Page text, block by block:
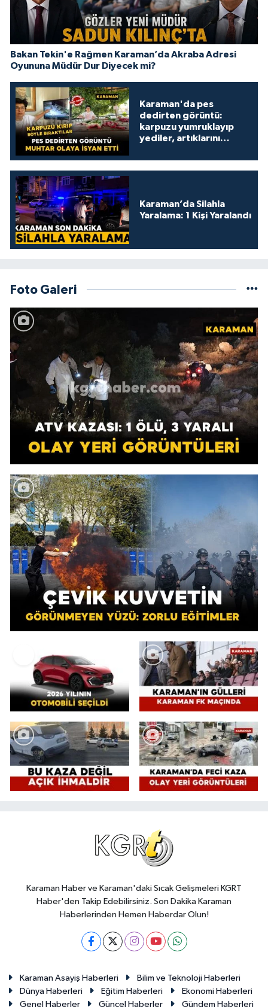
Bakan Tekin'e Rağmen Karaman’da Akraba Adresi
Oyununa Müdür Dur Diyecek mi?
Karaman'da pes
dedirten görüntü:
karpuzu yumruklayıp
yediler, artıklarını
Karaman’da Silahla
Yaralama: 1 Kişi Yaralandı
Foto Galeri
Karaman Haber ve Karaman'daki Sıcak Gelişmeleri KGRT
Haber'den Takip Edebilirsiniz. Son Dakika Karaman
Haberlerinden Hemen Haberdar Olun!
Karaman Asayiş Haberleri
Bilim ve Teknoloji Haberleri
Dünya Haberleri
Eğitim Haberleri
Ekonomi Haberleri
Genel Haberler
Güncel Haberler Gündem Haberleri